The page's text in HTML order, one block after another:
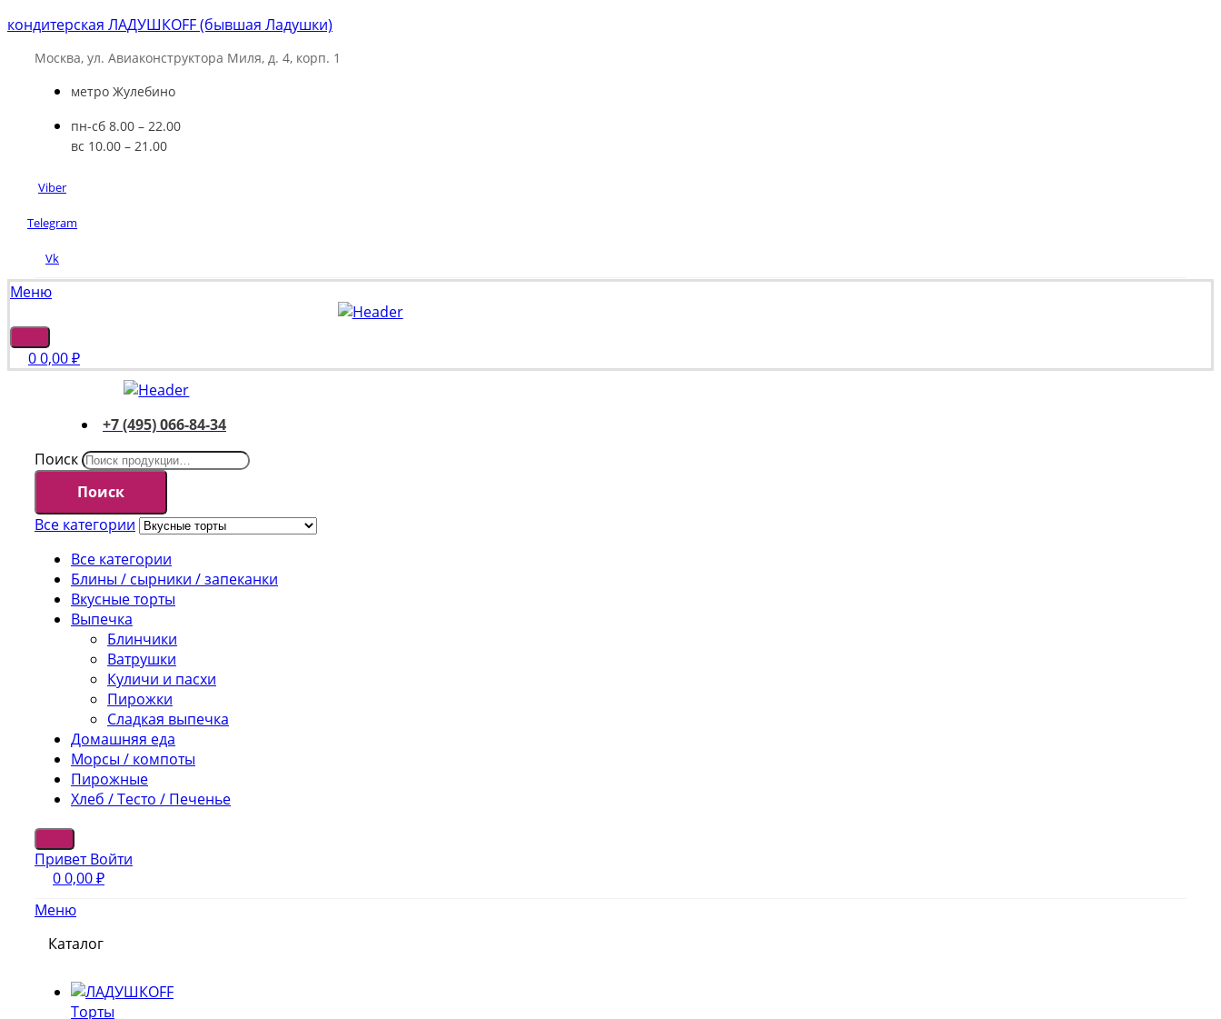
кондитерская ЛАДУШКOFF (бывшая Ладушки)
Москва, ул. Авиаконструктора Миля, д. 4, корп. 1
метро Жулебино
пн-сб 8.00 – 22.00
вс 10.00 – 21.00
Viber
Telegram
Vk
Меню
00,00₽
+7 (495) 066-84-34
Поиск
Поиск
Все категории
Все категории
Блины / сырники / запеканки
Вкусные торты
Выпечка
Блинчики
Ватрушки
Куличи и пасхи
Пирожки
Сладкая выпечка
Домашняя еда
Морсы / компоты
Пирожные
Хлеб / Тесто / Печенье
Привет Войти
00,00₽
Меню
Каталог
Торты